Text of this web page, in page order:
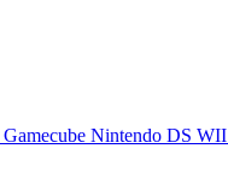
Gamecube Nintendo DS WII